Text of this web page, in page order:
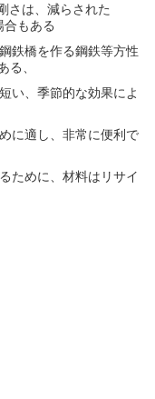
さは、減らされた
もある
鉄橋を作る鋼鉄等方性
る、
い、季節的な効果によ
に適し、非常に便利で
ために、材料はリサイ